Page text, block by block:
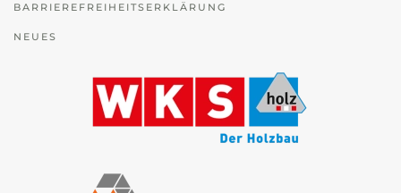
BARRIEREFREIHEITSERKLÄRUNG
NEUES